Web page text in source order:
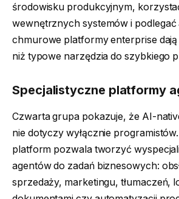
środowisku produkcyjnym,
wewnętrznych systemów i podlegać
chmurowe platformy enterprise
niż typowe narzędzia do szybkiego
Specjalistyczne platformy
Czwarta grupa pokazuje, że AI-
nie dotyczy wyłącznie
platform pozwala tworzyć
agentów do zadań biznesowych:
sprzedaży, marketingu, tłumaczeń,